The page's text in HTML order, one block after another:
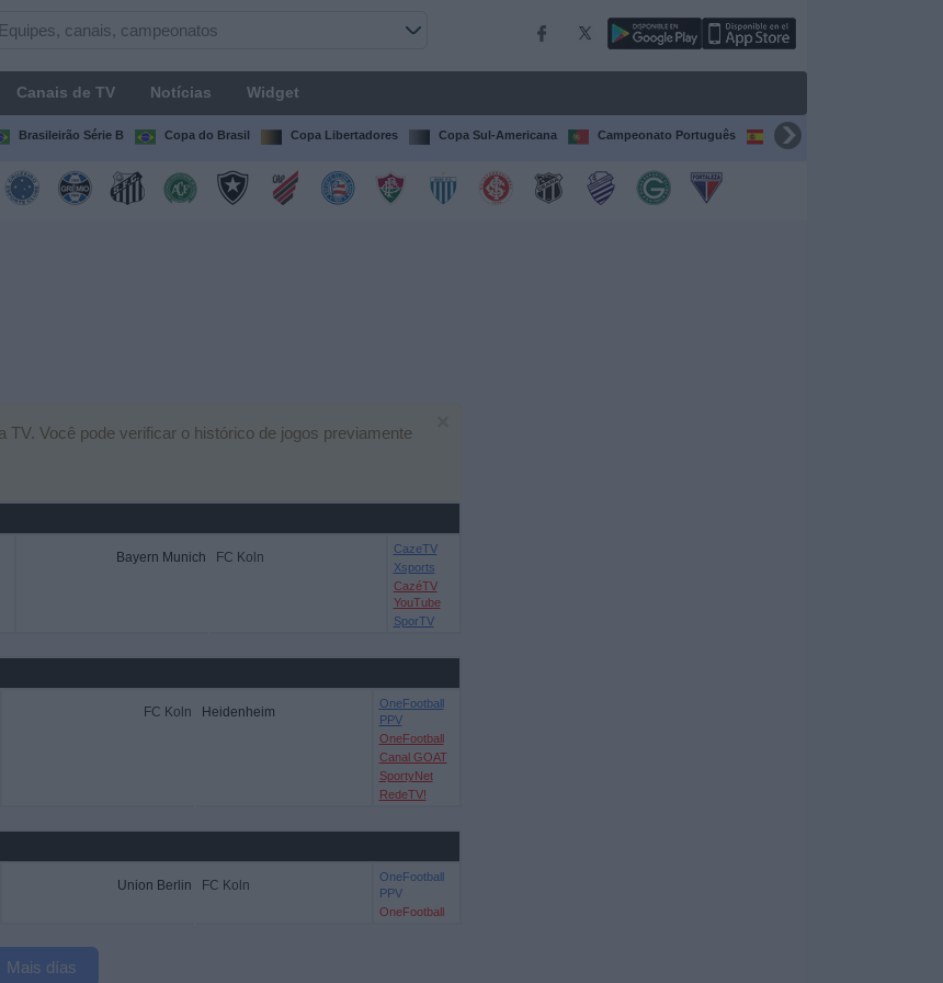
Canais de TV Notícias Widget
Brasileirão Série B Copa do Brasil Copa Libertadores Copa Sul-Americana Campeonato Português Campeonato Espanhol
TV. Você pode verificar o histórico de jogos previamente
Bayern Munich FC Koln
CazeTV
Xsports
CazéTV
YouTube
SporTV
FC Koln Heidenheim
OneFootball
PPV
OneFootball
Canal GOAT
SportyNet
RedeTV!
Union Berlin FC Koln
OneFootball
PPV
OneFootball
Mais días